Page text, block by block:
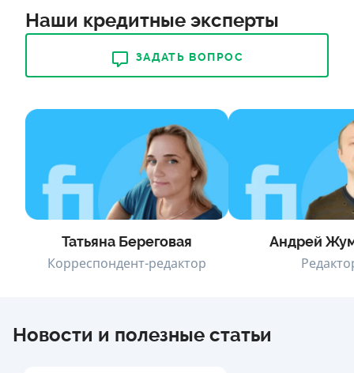
Наши кредитные эксперты
ЗАДАТЬ ВОПРОС
Татьяна Береговая
Корреспондент-редактор
Андрей
Новости и полезные статьи